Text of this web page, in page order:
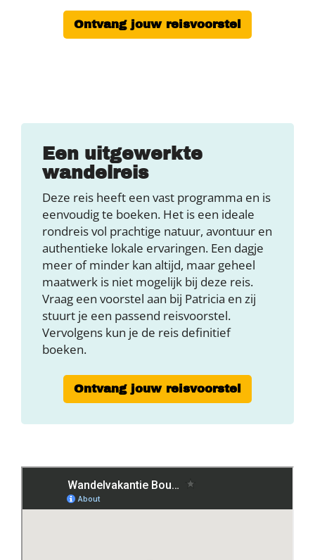
Ontvang jouw reisvoorstel
Een uitgewerkte
wandelreis
Deze reis heeft een vast programma en is
eenvoudig te boeken. Het is een ideale
rondreis vol prachtige natuur, avontuur en
authentieke lokale ervaringen. Een dagje
meer of minder kan altijd, maar geheel
maatwerk is niet mogelijk bij deze reis.
Vraag een voorstel aan bij Patricia en zij
stuurt je een passend reisvoorstel.
Vervolgens kun je de reis definitief
boeken.
Ontvang jouw reisvoorstel